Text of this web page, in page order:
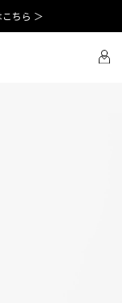
ちら ＞